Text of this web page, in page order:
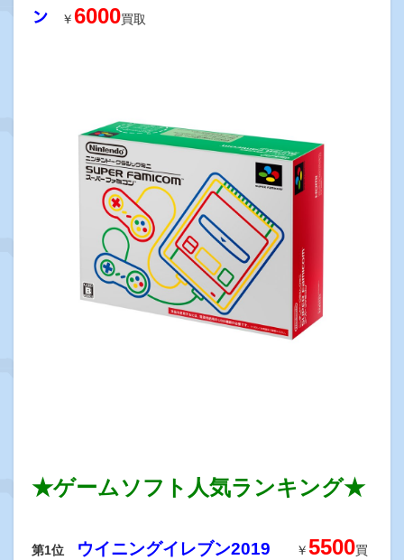
ン
￥6000買取
★ゲームソフト人気ランキング★
第1位 ウイニングイレブン2019 ￥5500買